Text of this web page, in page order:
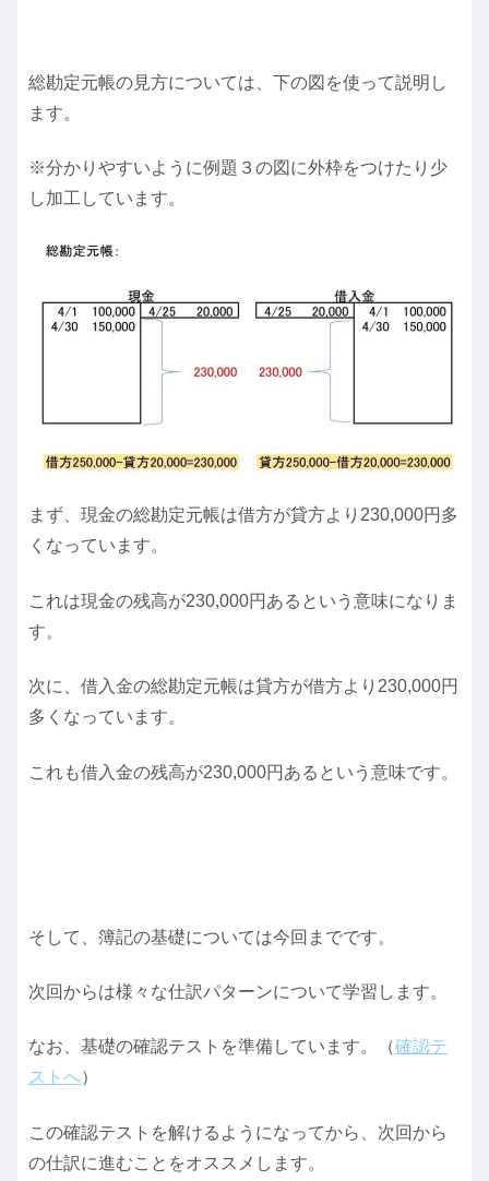
総勘定元帳の見方については、下の図を使って説明し
ます。
※分かりやすいように例題３の図に外枠をつけたり少
し加工しています。
まず、現金の総勘定元帳は借方が貸方より230,000円多
くなっています。
これは現金の残高が230,000円あるという意味になりま
す。
次に、借入金の総勘定元帳は貸方が借方より230,000円
多くなっています。
これも借入金の残高が230,000円あるという意味です。
そして、簿記の基礎については今回までです。
次回からは様々な仕訳パターンについて学習します。
なお、基礎の確認テストを準備しています。（確認テ
ストへ）
この確認テストを解けるようになってから、次回から
の仕訳に進むことをオススメします。